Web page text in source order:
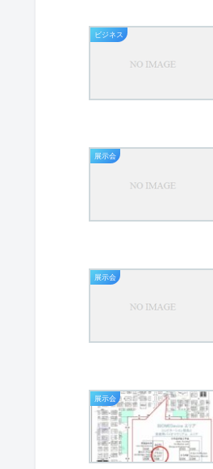
ビジネス
展示会
展示会
展示会